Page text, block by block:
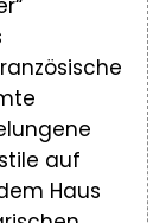
auf
Haus